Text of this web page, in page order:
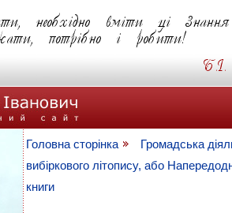
Головна сторінка
Громадська
вибіркового літопису, або
книги